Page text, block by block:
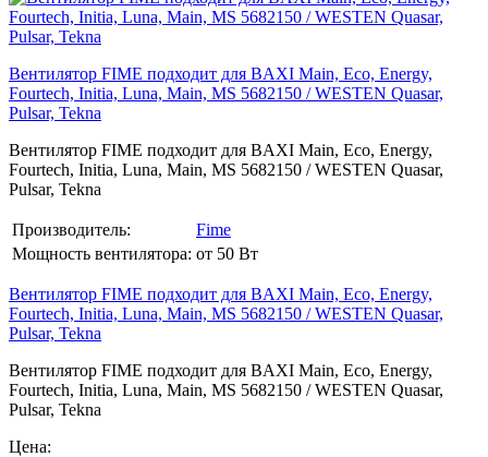
Вентилятор FIME подходит для BAXI Main, Eco, Energy,
Fourtech, Initia, Luna, Main, MS 5682150 / WESTEN Quasar,
Pulsar, Tekna
Вентилятор FIME подходит для BAXI Main, Eco, Energy,
Fourtech, Initia, Luna, Main, MS 5682150 / WESTEN Quasar,
Pulsar, Tekna
Производитель:
Fime
Мощность вентилятора: от 50 Вт
Вентилятор FIME подходит для BAXI Main, Eco, Energy,
Fourtech, Initia, Luna, Main, MS 5682150 / WESTEN Quasar,
Pulsar, Tekna
Вентилятор FIME подходит для BAXI Main, Eco, Energy,
Fourtech, Initia, Luna, Main, MS 5682150 / WESTEN Quasar,
Pulsar, Tekna
Цена: